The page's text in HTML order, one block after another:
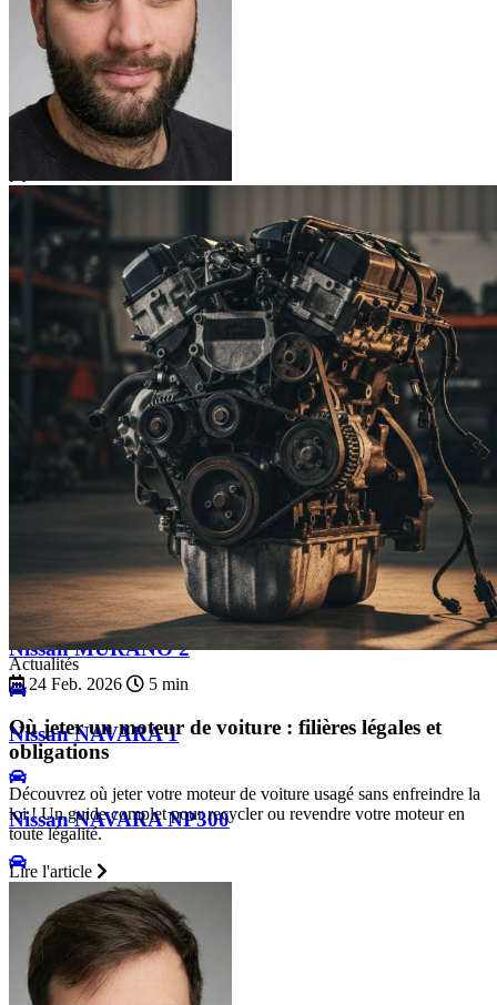
Nissan MAXIMA QX 3
Nissan MICRA 1
Nissan MICRA 2
Nissan MICRA 3
Nissan MICRA 4
Nissan MICRA 5
Nissan MURANO 1
Nissan MURANO 2
Nissan NAVARA 1
Nissan NAVARA NP300
Nissan NOTE 1
Nissan NOTE 2
Actualités
24 Feb. 2026
5 min
Où jeter un moteur de voiture : filières légales et
obligations
Découvrez où jeter votre moteur de voiture usagé sans enfreindre la
loi ! Un guide complet pour recycler ou revendre votre moteur en
toute légalité.
Lire l'article